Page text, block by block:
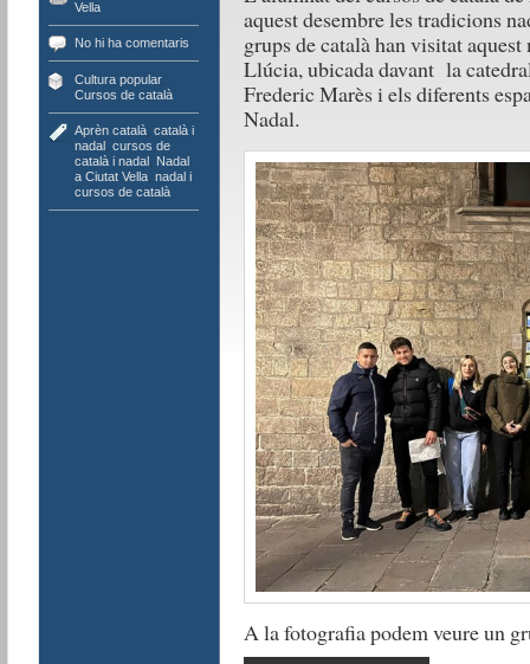
Vella
No hi ha comentaris
Cultura popular,
Cursos de català
Aprèn català, català i
nadal, cursos de
català i nadal, Nadal
a Ciutat Vella, nadal i
cursos de català
aquest desembre les tradicions
grups de català han visitat
Llúcia, ubicada davant la
Frederic Marès i els diferents
Nadal.
A la fotografia podem veure un